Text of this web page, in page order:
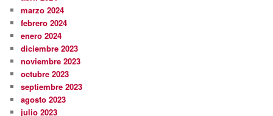
marzo 2024
febrero 2024
enero 2024
diciembre 2023
noviembre 2023
octubre 2023
septiembre 2023
agosto 2023
julio 2023